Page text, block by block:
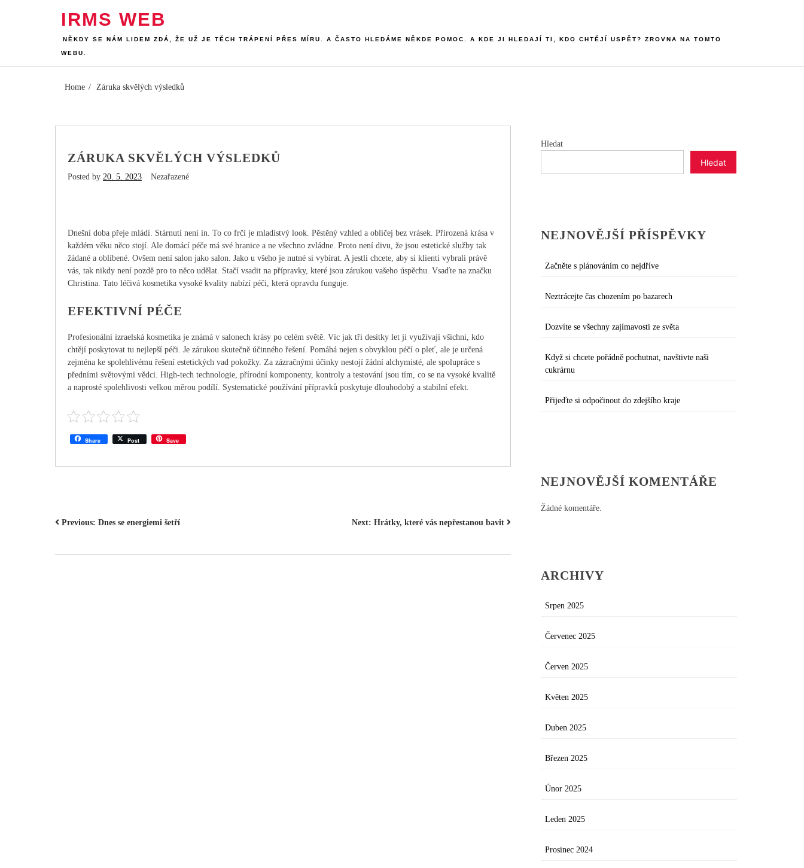
IRMS WEB
NĚKDY SE NÁM LIDEM ZDÁ, ŽE UŽ JE TĚCH TRÁPENÍ PŘES MÍRU. A ČASTO HLEDÁME NĚKDE POMOC. A KDE JI HLEDAJÍ TI, KDO CHTĚJÍ USPĚT? ZROVNA NA TOMTO
WEBU.
Home Záruka skvělých výsledků
ZÁRUKA SKVĚLÝCH VÝSLEDKŮ
Posted by 20. 5. 2023 Nezařazené
Dnešní doba přeje mládí. Stárnutí není in. To co frčí je mladistvý look. Pěstěný vzhled a obličej bez vrásek. Přirozená krása v
každém věku něco stojí. Ale domácí péče má své hranice a ne všechno zvládne. Proto není divu, že jsou estetické služby tak
žádané a oblíbené. Ovšem není salon jako salon. Jako u všeho je nutné si vybírat. A jestli chcete, aby si klienti vybrali právě
vás, tak nikdy není pozdě pro to něco udělat. Stačí vsadit na přípravky, které jsou zárukou vašeho úspěchu. Vsaďte na značku
Christina. Tato léčivá kosmetika vysoké kvality nabízí péči, která opravdu funguje.
EFEKTIVNÍ PÉČE
Profesionální izraelská kosmetika je známá v salonech krásy po celém světě. Víc jak tři desítky let ji využívají všichni, kdo
chtějí poskytovat tu nejlepší péči. Je zárukou skutečně účinného řešení. Pomáhá nejen s obvyklou péčí o pleť, ale je určená
zejména ke spolehlivému řešení estetických vad pokožky. Za zázračnými účinky nestojí žádní alchymisté, ale spolupráce s
předními světovými vědci. High-tech technologie, přírodní komponenty, kontroly a testování jsou tím, co se na vysoké kvalitě
a naprosté spolehlivosti velkou měrou podílí. Systematické používání přípravků poskytuje dlouhodobý a stabilní efekt.
Share Post Save
NAVIGACE
Previous: Dnes se energiemi šetří Next: Hrátky, které vás nepřestanou bavit
Hledat
Hledat
NEJNOVĚJŠÍ PŘÍSPĚVKY
Začněte s plánováním co nejdříve
Neztrácejte čas chozením po bazarech
Dozvíte se všechny zajímavosti ze světa
Když si chcete pořádně pochutnat, navštivte naši
cukrárnu
Přijeďte si odpočinout do zdejšího kraje
NEJNOVĚJŠÍ KOMENTÁŘE
Žádné komentáře.
ARCHIVY
Srpen 2025
Červenec 2025
Červen 2025
Květen 2025
Duben 2025
Březen 2025
Únor 2025
Leden 2025
Prosinec 2024